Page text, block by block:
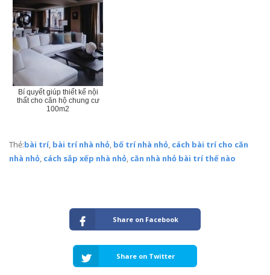
Bí quyết giúp thiết kế nội
thất cho căn hộ chung cư
100m2
Thẻ:bài trí, bài trí nhà nhỏ, bố trí nhà nhỏ, cách bài trí cho căn
nhà nhỏ, cách sắp xếp nhà nhỏ, căn nhà nhỏ bài trí thế nào
Share on Facebook
Share on Twitter